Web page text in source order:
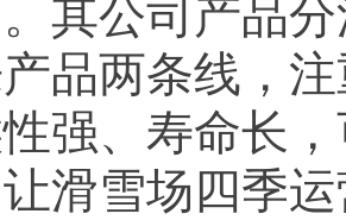
其公司产品
品两条线，
强、寿命长
滑雪场四季